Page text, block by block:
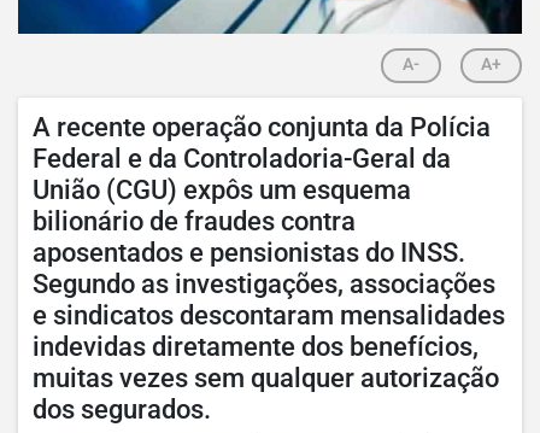
A- A+
A recente operação conjunta da Polícia
Federal e da Controladoria-Geral da
União (CGU) expôs um esquema
bilionário de fraudes contra
aposentados e pensionistas do INSS.
Segundo as investigações, associações
e sindicatos descontaram mensalidades
indevidas diretamente dos benefícios,
muitas vezes sem qualquer autorização
dos segurados.